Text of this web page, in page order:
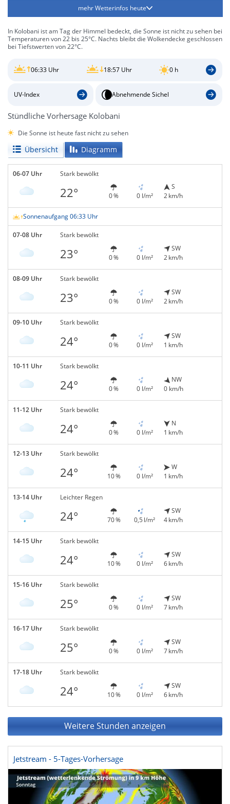
mehr Wetterinfos heute
In Kolobani ist am Tag der Himmel bedeckt, die Sonne ist nicht zu sehen bei
Temperaturen von 22 bis 25°C. Nachts bleibt die Wolkendecke geschlossen
bei Tiefstwerten von 22°C.
06:33 Uhr 18:57 Uhr 0 h
UV-Index Abnehmende Sichel
Stündliche Vorhersage Kolobani
Die Sonne ist heute fast nicht zu sehen
Übersicht Diagramm
06-07 Uhr Stark bewölkt
22° 0 % 0 l/m²
S
2 km/h
Sonnenaufgang 06:33 Uhr
07-08 Uhr Stark bewölkt
23° 0 % 0 l/m²
SW
2 km/h
08-09 Uhr Stark bewölkt
23° 0 % 0 l/m²
SW
2 km/h
09-10 Uhr Stark bewölkt
24° 0 % 0 l/m²
SW
1 km/h
10-11 Uhr Stark bewölkt
24° 0 % 0 l/m²
NW
0 km/h
11-12 Uhr Stark bewölkt
24° 0 % 0 l/m²
N
1 km/h
12-13 Uhr Stark bewölkt
24° 10 % 0 l/m²
W
1 km/h
13-14 Uhr Leichter Regen
24° 70 % 0,5 l/m²
SW
4 km/h
14-15 Uhr Stark bewölkt
24° 10 % 0 l/m²
SW
6 km/h
15-16 Uhr Stark bewölkt
25° 0 % 0 l/m²
SW
7 km/h
16-17 Uhr Stark bewölkt
25° 0 % 0 l/m²
SW
7 km/h
17-18 Uhr Stark bewölkt
24° 10 % 0 l/m²
SW
6 km/h
Weitere Stunden anzeigen
Jetstream - 5-Tages-Vorhersage